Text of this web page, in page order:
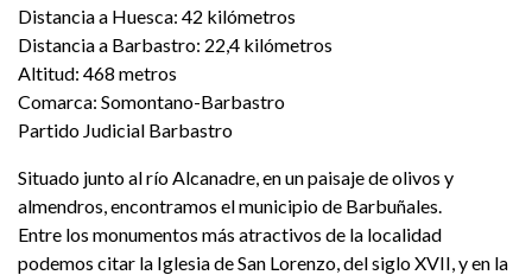
Distancia a Huesca: 42 kilómetros
Distancia a Barbastro: 22,4 kilómetros
Altitud: 468 metros
Comarca: Somontano-Barbastro
Partido Judicial Barbastro
Situado junto al río Alcanadre, en un paisaje de olivos y
almendros, encontramos el municipio de Barbuñales.
Entre los monumentos más atractivos de la localidad
podemos citar la Iglesia de San Lorenzo, del siglo XVII, y en la